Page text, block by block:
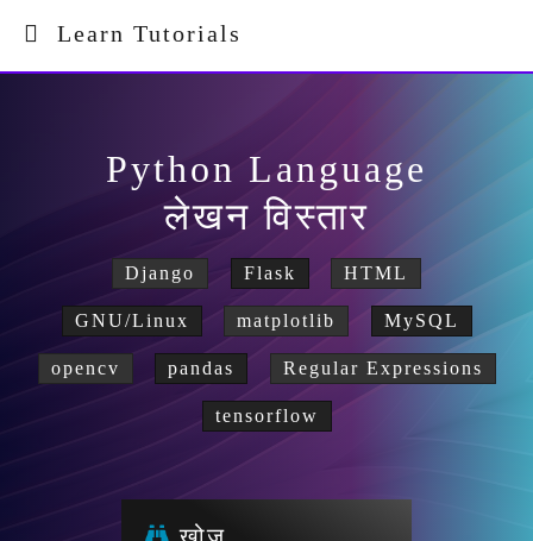
Learn Tutorials
Python Language
लेखन विस्तार
Django Flask HTML
GNU/Linux matplotlib MySQL
opencv pandas Regular Expressions
tensorflow